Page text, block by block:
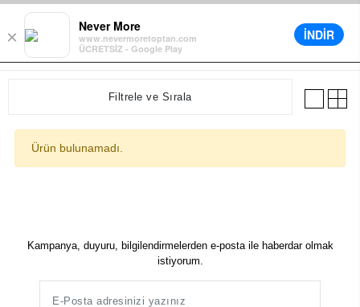
×
Never More
www.nevermoretoptan.com
ÜCRETSİZ - Google Play
İNDİR
Ek %5 İndirim
Filtrele ve Sırala
Ürün bulunamadı.
Kampanya, duyuru, bilgilendirmelerden e-posta ile haberdar olmak
istiyorum.